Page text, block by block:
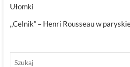
Ułomki
,,Celnik” – Henri Rousseau w